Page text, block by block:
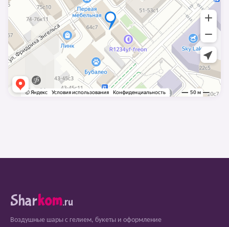
Sharkom.ru
Воздушные шары с гелием, букеты и оформление